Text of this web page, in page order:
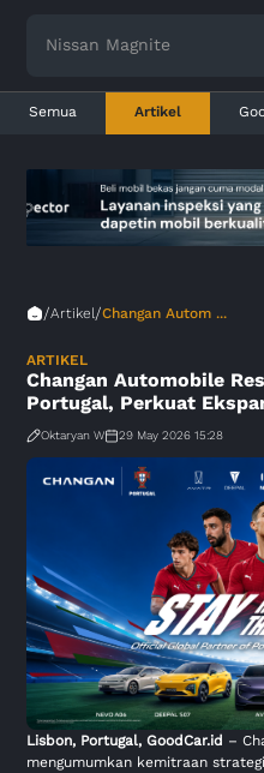
Nissan Magnite
Semua Artikel
/Artikel/Changan Autom ...
ARTIKEL
Changan Automobile
Portugal, Perkuat
Oktaryan W 29 May 2026 15:28
Lisbon, Portugal,GoodCar.id –
mengumumkan kemitraan